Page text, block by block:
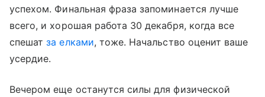
успехом. Финальная фраза запоминается лучше
всего, и хорошая работа 30 декабря, когда все
спешатза елками, тоже. Начальство оценит ваше
усердие.
Вечером еще останутся силы для физической